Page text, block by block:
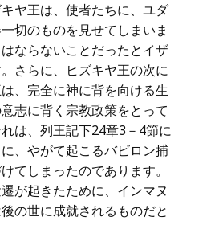
ヤ王は、使者たちに、ユダ
切のものを見せてしまいま
ならないことだったとイザ
さらに、ヒズキヤ王の次に
、完全に神に背を向ける生
志に背く宗教政策をとって
は、列王記下24章3－4節に
、やがて起こるバビロン捕
てしまったのであります。
が起きたために、インマヌ
の世に成就されるものだと